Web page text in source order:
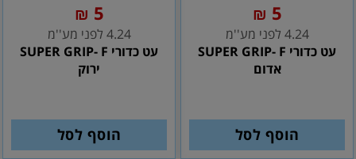
5
₪
4.24 לפני מע''מ
עט כדורי SUPER GRIP- F
אדום
הוסף לסל
5
₪
4.24 לפני מע''מ
עט כדורי SUPER GRIP- F
ירוק
הוסף לסל